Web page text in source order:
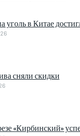
уголь в Китае
сняли скидки
«Кирбинский»